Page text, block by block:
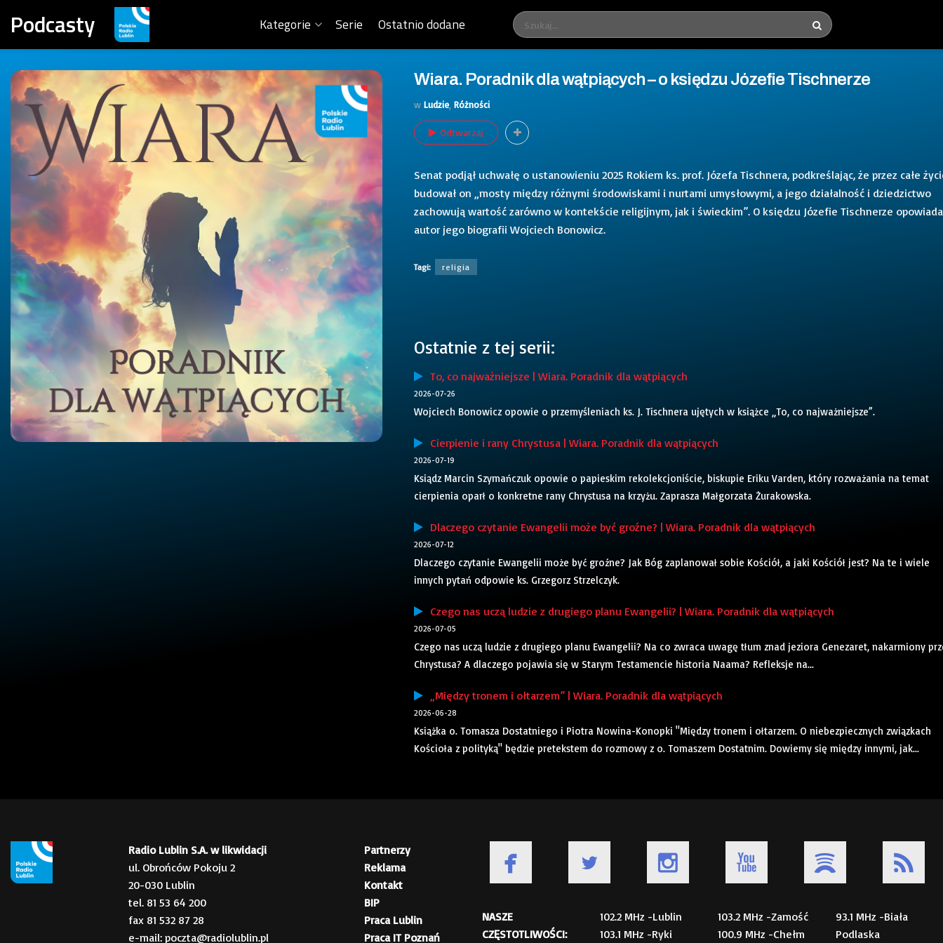
Podcasty Kategorie Serie Ostatnio dodane
Wiara. Poradnik dla wątpiących – o księdzu Józefie Tischnerze
w Ludzie Różności
Odtwarzaj
Senat podjął uchwałę o ustanowieniu 2025 Rokiem ks. prof. Józefa Tischnera, podkreślając, że przez całe
budował on „mosty między różnymi środowiskami i nurtami umysłowymi, a jego działalność i dziedzictwo
zachowują wartość zarówno w kontekście religijnym, jak i świeckim”. O księdzu Józefie Tischnerze opowiada
autor jego biografii Wojciech Bonowicz.
Tagi: religia
Ostatnie z tej serii:
To, co najważniejsze | Wiara. Poradnik dla wątpiących
2026-07-26
Wojciech Bonowicz opowie o przemyśleniach ks. J. Tischnera ujętych w książce „To, co najważniejsze”.
Cierpienie i rany Chrystusa | Wiara. Poradnik dla wątpiących
2026-07-19
Ksiądz Marcin Szymańczuk opowie o papieskim rekolekcjoniście, biskupie Eriku Varden, który rozważania na temat
cierpienia oparł o konkretne rany Chrystusa na krzyżu. Zaprasza Małgorzata Żurakowska.
Dlaczego czytanie Ewangelii może być groźne? | Wiara. Poradnik dla wątpiących
2026-07-12
Dlaczego czytanie Ewangelii może być groźne? Jak Bóg zaplanował sobie Kościół, a jaki Kościół jest? Na te i wiele
innych pytań odpowie ks. Grzegorz Strzelczyk.
Czego nas uczą ludzie z drugiego planu Ewangelii? | Wiara. Poradnik dla wątpiących
2026-07-05
Czego nas uczą ludzie z drugiego planu Ewangelii? Na co zwraca uwagę tłum znad jeziora Genezaret, nakarmiony
Chrystusa? A dlaczego pojawia się w Starym Testamencie historia Naama? Refleksje na...
„Między tronem i ołtarzem” | Wiara. Poradnik dla wątpiących
2026-06-28
Książka o. Tomasza Dostatniego i Piotra Nowina-Konopki "Między tronem i ołtarzem. O niebezpiecznych związkach
Kościoła z polityką" będzie pretekstem do rozmowy z o. Tomaszem Dostatnim. Dowiemy się między innymi, jak...
Radio Lublin S.A. w likwidacji
ul. Obrońców Pokoju 2
20-030 Lublin
tel. 81 53 64 200
fax 81 532 87 28
e-mail: poczta@radiolublin.pl
Partnerzy
Reklama
Kontakt
BIP
Praca Lublin
Praca IT Poznań
NASZE
CZĘSTOTLIWOŚCI:
102.2 MHz -Lublin
103.1 MHz -Ryki
103.2 MHz -Zamość
100.9 MHz -Chełm
93.1 MHz -Biała
Podlaska